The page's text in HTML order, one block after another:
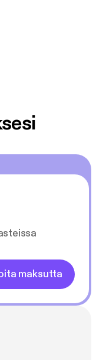
maksutta